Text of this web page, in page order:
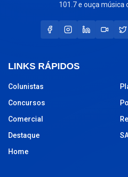
101.7 e ouça música
LINKS RÁPIDOS
Colunistas
Concursos
Comercial
Destaque
Home